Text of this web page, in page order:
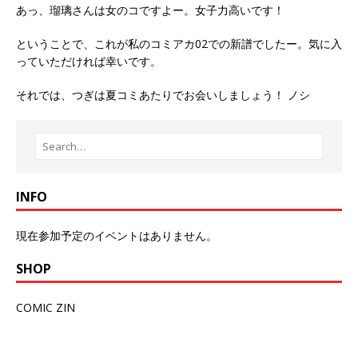
あっ、瑠璃さんは女のコですよー。女子力高いです！
ということで、これが私のコミアカ02での新譜でしたー。気に入
っていただければ幸いです。
それでは、つぎは夏コミあたりでお会いしましょう！ ノシ
INFO
現在参加予定のイベントはありません。
SHOP
COMIC ZIN